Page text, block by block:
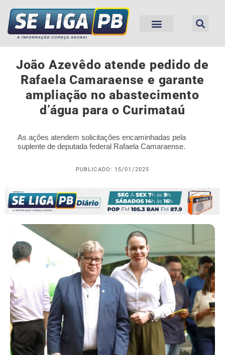
João Azevêdo atende pedido de
Rafaela Camaraense e garante
ampliação no abastecimento
d’água para o Curimataú
As ações atendem solicitações encaminhadas pela
suplente de deputada federal Rafaela Camaraense.
PUBLICADO: 15/01/2025